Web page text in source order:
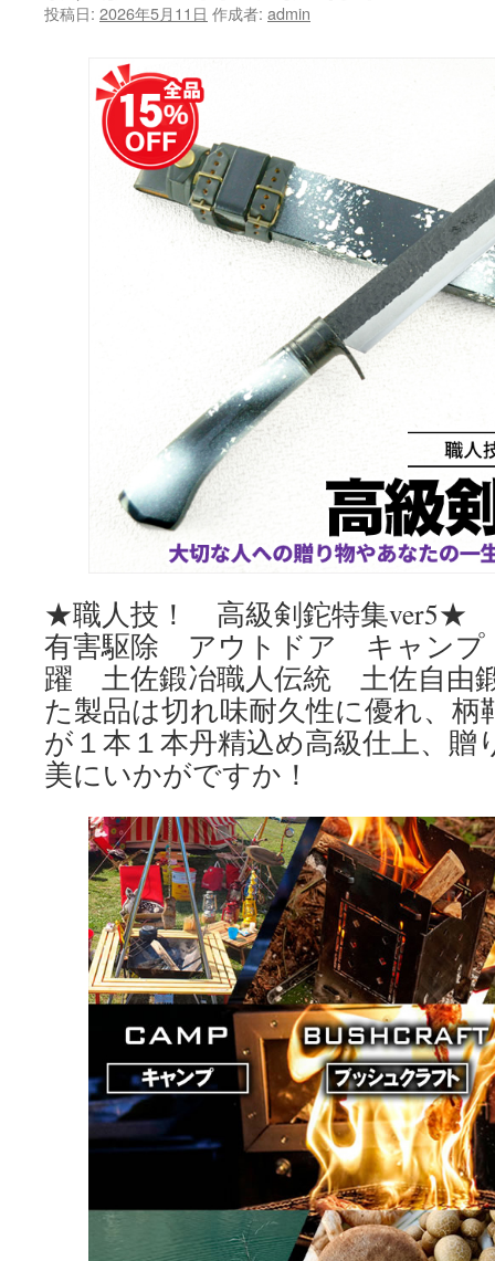
へ
投稿日: 2026年5月11日 作成者: admin
★職人技！ 高級剣鉈特集ver5★
有害駆除 アウトドア キャンプ
躍 土佐鍛冶職人伝統 土佐自由
た製品は切れ味耐久性に優れ、柄
が１本１本丹精込め高級仕上、
美にいかがですか！